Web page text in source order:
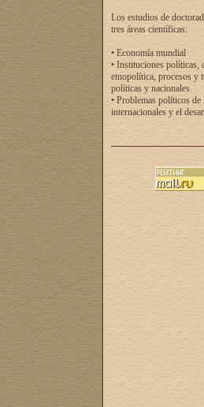
Los estudios de
tres áreas científicas:
• Economía mundial
• Instituciones políticas,
etnopolítica, procesos y
políticas y nacionales.
• Problemas políticos de
internacionales y el